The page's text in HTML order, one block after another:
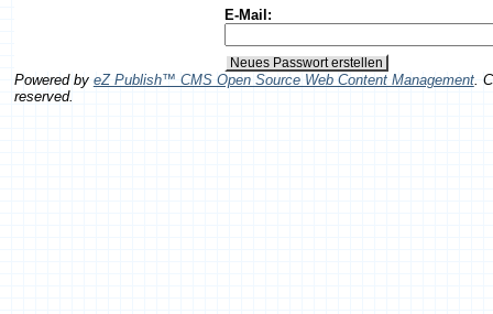
E-Mail:
Powered by eZ Publish™ CMS Open Source Web Content Management.
reserved.